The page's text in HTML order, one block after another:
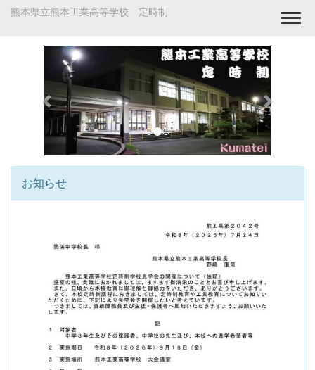
熊本県立熊本工業高等学校 定時制
r
e
v
i
o
u
n
e
x
t
お知らせ